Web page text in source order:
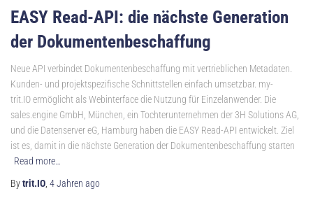
EASY Read-API: die nächste Generation
der Dokumentenbeschaffung
Neue API verbindet Dokumentenbeschaffung mit vertrieblichen Metadaten.
Kunden- und projektspezifische Schnittstellen einfach umsetzbar. my-
trit.IO ermöglicht als Webinterface die Nutzung für Einzelanwender. Die
sales.engine GmbH, München, ein Tochterunternehmen der 3H Solutions AG,
und die Datenserver eG, Hamburg haben die EASY Read-API entwickelt. Ziel
ist es, damit in die nächste Generation der Dokumentenbeschaffung starten
Read more…
Bytrit.IO 4 Jahren ago